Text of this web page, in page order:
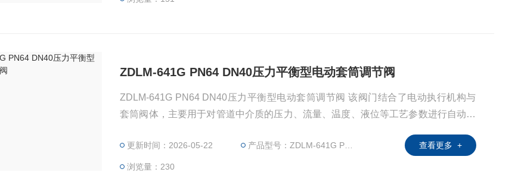
ZDLM-641G PN64 DN40压力平衡型电动套筒调节阀
ZDLM-641G PN64 DN40压力平衡型电动套筒调节阀 该阀门结合了电动执行机构与
套筒阀体，主要用于对管道中介质的压力、流量、温度、液位等工艺参数进行自动化
更新时间：2026-05-22 产品型号：ZDLM-641G PN64 DN40
浏览量：230
查看更多 +